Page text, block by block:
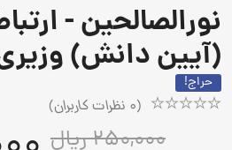
نورالصالحین -
(آیین دانش)
حراج!
(
0 نظرات کاربران)
250,000 ریال